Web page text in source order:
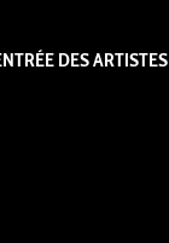
DES ARTISTES